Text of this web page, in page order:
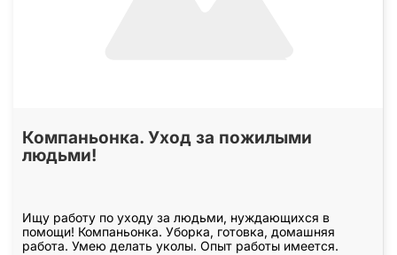
Компаньонка. Уход за пожилыми
людьми!
Ищу работу по уходу за людьми, нуждающихся в
помощи! Компаньонка. Уборка, готовка, домашняя
работа. Умею делать уколы. Опыт работы имеется.